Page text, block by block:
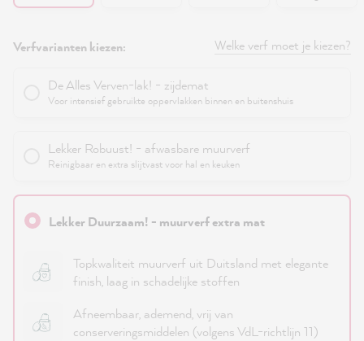
Verfvarianten kiezen: Welke verf moet je kiezen?
De Alles Verven-lak! - zijdemat
Voor intensief gebruikte oppervlakken binnen en buitenshuis
Lekker Robuust! - afwasbare muurverf
Reinigbaar en extra slijtvast voor hal en keuken
Lekker Duurzaam! - muurverf extra mat
Topkwaliteit muurverf uit Duitsland met elegante
finish, laag in schadelijke stoffen
Afneembaar, ademend, vrij van
conserveringsmiddelen (volgens VdL-richtlijn 11)